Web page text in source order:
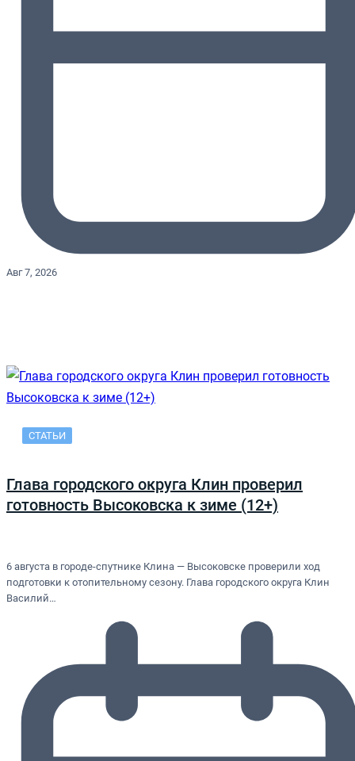
Авг 7, 2026
СТАТЬИ
Глава городского округа Клин проверил
готовность Высоковска к зиме (12+)
6 августа в городе-спутнике Клина — Высоковске проверили ход
подготовки к отопительному сезону. Глава городского округа Клин
Василий…